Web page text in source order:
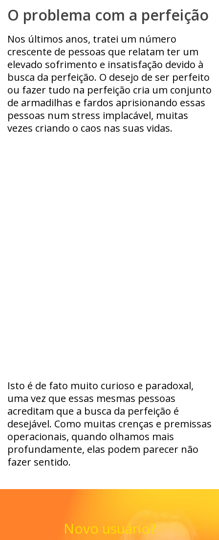
O problema com a perfeição
Nos últimos anos, tratei um número
crescente de pessoas que relatam ter um
elevado sofrimento e insatisfação devido à
busca da perfeição. O desejo de ser perfeito
ou fazer tudo na perfeição cria um conjunto
de armadilhas e fardos aprisionando essas
pessoas num stress implacável, muitas
vezes criando o caos nas suas vidas.
Isto é de fato muito curioso e paradoxal,
uma vez que essas mesmas pessoas
acreditam que a busca da perfeição é
desejável. Como muitas crenças e premissas
operacionais, quando olhamos mais
profundamente, elas podem parecer não
fazer sentido.
Novo usuário?